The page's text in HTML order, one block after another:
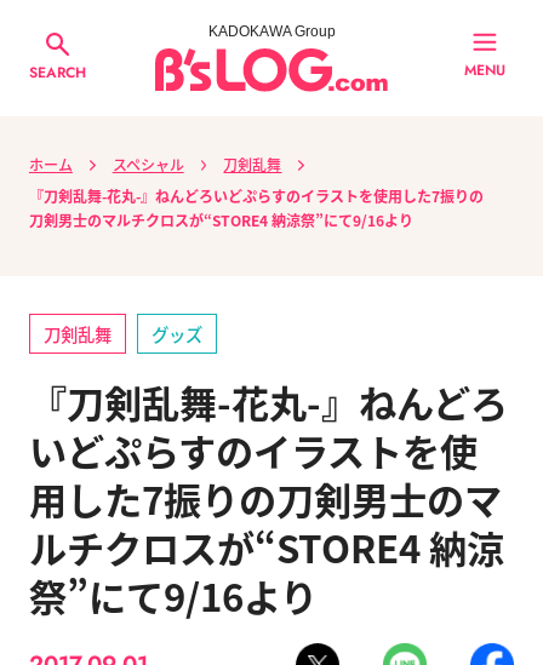
SEARCH
KADOKAWA Group
MENU
ホーム スペシャル
刀剣乱舞
『刀剣乱舞-花丸-』ねんどろいどぷらすのイラストを使用した7振りの
刀剣男士のマルチクロスが“STORE4 納涼祭”にて9/16より
刀剣乱舞 グッズ
『刀剣乱舞-花丸-』ねんどろ
いどぷらすのイラストを使
用した7振りの刀剣男士のマ
ルチクロスが“STORE4 納涼
祭”にて9/16より